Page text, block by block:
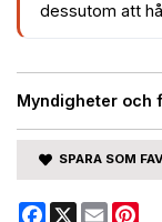
Myndigheter och
dessutom att
SPARA SOM
Facebook
X Email